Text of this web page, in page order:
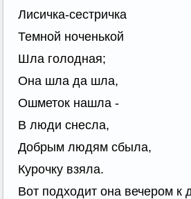
Лисичка-сестричка
Темной ноченькой
Шла голодная;
Она шла да шла,
Ошметок нашла -
В люди снесла,
Добрым людям сбыла,
Курочку взяла.
Вот подходит она вечером к